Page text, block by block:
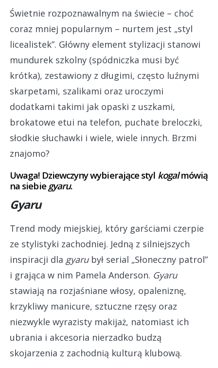
Świetnie rozpoznawalnym na świecie – choć
coraz mniej popularnym – nurtem jest „styl
licealistek”. Główny element stylizacji stanowi
mundurek szkolny (spódniczka musi być
krótka), zestawiony z długimi, często luźnymi
skarpetami, szalikami oraz uroczymi
dodatkami takimi jak opaski z uszkami,
brokatowe etui na telefon, puchate breloczki,
słodkie słuchawki i wiele, wiele innych. Brzmi
znajomo?
Uwaga! Dziewczyny wybierające styl kogalmówią
na siebie gyaru.
Gyaru
Trend mody miejskiej, który garściami czerpie
ze stylistyki zachodniej. Jedną z silniejszych
inspiracji dla gyarubył serial „Słoneczny patrol”
i grająca w nim Pamela Anderson. Gyaru
stawiają na rozjaśniane włosy, opaleniznę,
krzykliwy manicure, sztuczne rzęsy oraz
niezwykle wyrazisty makijaż, natomiast ich
ubrania i akcesoria nierzadko budzą
skojarzenia z zachodnią kulturą klubową.